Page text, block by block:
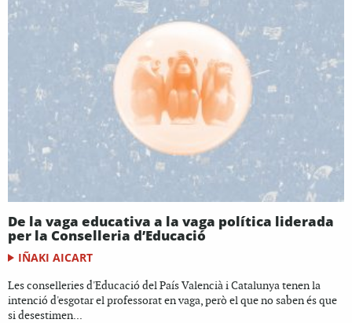
De la vaga educativa a la vaga política liderada
per la Conselleria d’Educació
IÑAKI AICART
Les conselleries d'Educació del País Valencià i Catalunya tenen la
intenció d'esgotar el professorat en vaga, però el que no saben és que
si desestimen...